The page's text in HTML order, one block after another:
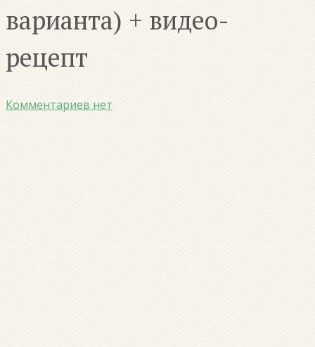
варианта) + видео-
рецепт
Комментариев нет